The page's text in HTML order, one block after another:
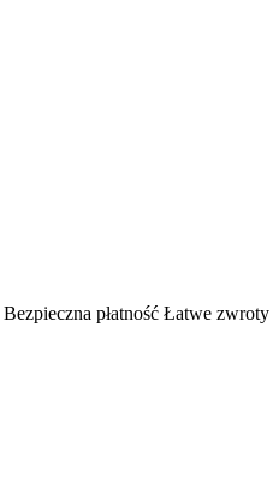
Bezpieczna płatność Łatwe zwroty